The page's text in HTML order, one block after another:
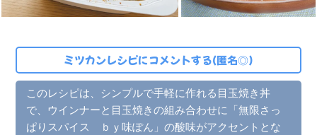
ミツカンレシピにコメントする(匿名◎)
このレシピは、シンプルで手軽に作れる目玉焼き丼
で、ウインナーと目玉焼きの組み合わせに「無限さっ
ぱりスパイス ｂｙ味ぽん」の酸味がアクセントとな